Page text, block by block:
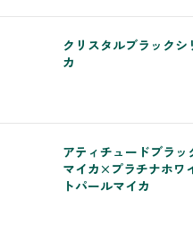
クリスタルブラックシ
カ
アティチュードブラッ
マイカ×プラチナホワ
トパールマイカ